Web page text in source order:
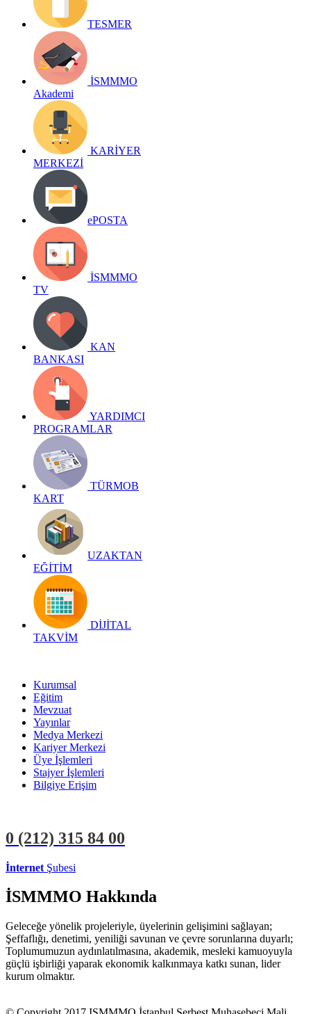
TESMER
İSMMMO
Akademi
KARİYER
MERKEZİ
ePOSTA
İSMMMO
TV
KAN
BANKASI
YARDIMCI
PROGRAMLAR
TÜRMOB
KART
UZAKTAN
EĞİTİM
DİJİTAL
TAKVİM
Kurumsal
Eğitim
Mevzuat
Yayınlar
Medya Merkezi
Kariyer Merkezi
Üye İşlemleri
Stajyer İşlemleri
Bilgiye Erişim
0 (212) 315 84 00
İnternet Şubesi
İSMMMO Hakkında
Geleceğe yönelik projeleriyle, üyelerinin gelişimini sağlayan;
Şeffaflığı, denetimi, yeniliği savunan ve çevre sorunlarına duyarlı;
Toplumumuzun aydınlatılmasına, akademik, mesleki kamuoyuyla
güçlü işbirliği yaparak ekonomik kalkınmaya katkı sunan, lider
kurum olmaktır.